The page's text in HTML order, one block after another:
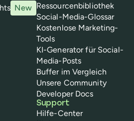
New Ressourcenbibliothek
Social-Media-Glossar
Kostenlose Marketing-
Tools
KI-Generator für Social-
Media-Posts
Buffer im Vergleich
Unsere Community
Developer Docs
Support
Hilfe-Center